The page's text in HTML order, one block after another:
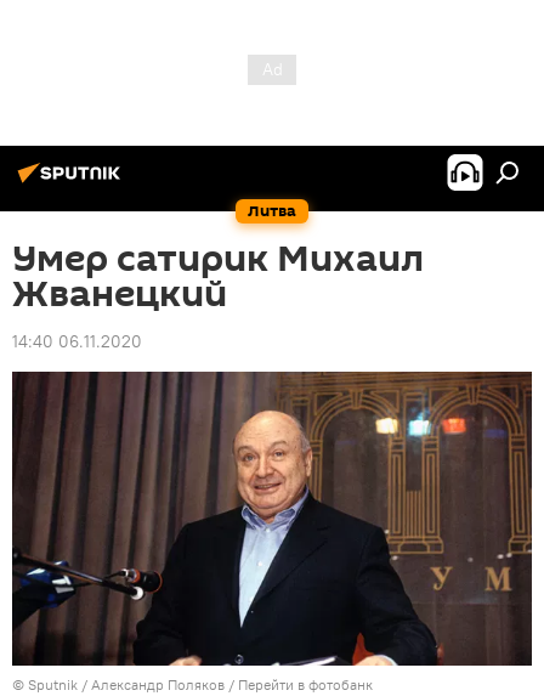
Литва
Умер сатирик Михаил
Жванецкий
14:40 06.11.2020
© Sputnik / Александр Поляков / Перейти в фотобанк